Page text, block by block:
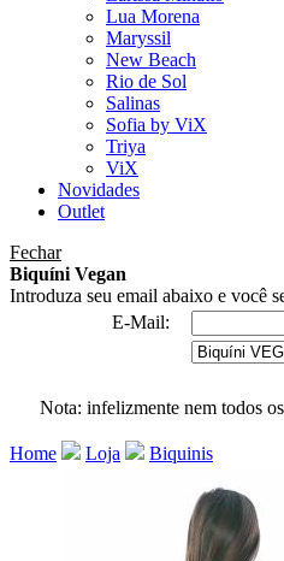
Lua Morena
Maryssil
New Beach
Rio de Sol
Salinas
Sofia by ViX
Triya
ViX
Novidades
Outlet
Fechar
Biquíni Vegan
Introduza seu email abaixo e você
E-Mail:
Nota: infelizmente nem todos
Home
Loja
Biquinis